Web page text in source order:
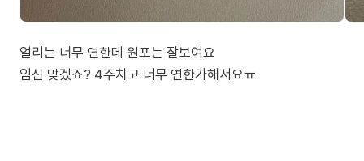
얼리는 너무 연한데 원포는 잘보여요
임신 맞겠죠? 4주치고 너무 연한가해서요ㅠ